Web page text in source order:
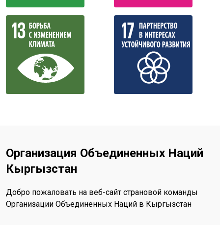
Организация Объединенных Наций
Кыргызстан
Добро пожаловать на веб-сайт страновой команды
Организации Объединенных Наций в Кыргызстан